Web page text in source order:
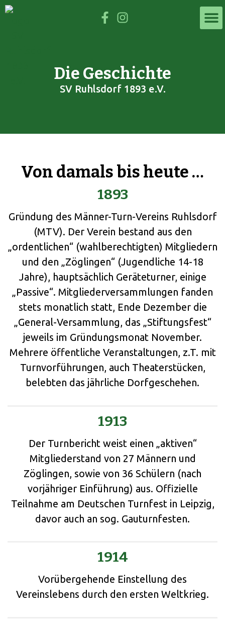
Die Geschichte
SV Ruhlsdorf 1893 e.V.
Von damals bis heute …
1893
Gründung des Männer-Turn-Vereins Ruhlsdorf
(MTV). Der Verein bestand aus den
„ordentlichen“ (wahlberechtigten) Mitgliedern
und den „Zöglingen“ (Jugendliche 14-18
Jahre), hauptsächlich Geräteturner, einige
„Passive“. Mitgliederversammlungen fanden
stets monatlich statt, Ende Dezember die
„General-Versammlung, das „Stiftungsfest“
jeweils im Gründungsmonat November.
Mehrere öffentliche Veranstaltungen, z.T. mit
Turnvorführungen, auch Theaterstücken,
belebten das jährliche Dorfgeschehen.
1913
Der Turnbericht weist einen „aktiven“
Mitgliederstand von 27 Männern und
Zöglingen, sowie von 36 Schülern (nach
vorjähriger Einführung) aus. Offizielle
Teilnahme am Deutschen Turnfest in Leipzig,
davor auch an sog. Gauturnfesten.
1914
Vorübergehende Einstellung des
Vereinslebens durch den ersten Weltkrieg.